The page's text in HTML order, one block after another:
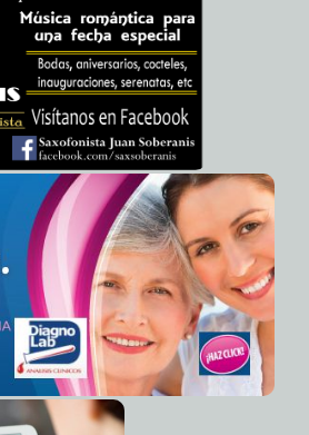
familia de un museo por apestar
al 'Chapo' en la Comarca Lagunera
Carstens a endeudamiento de
asiática de los Premios Nobel
exposición sobre Hitler y el nazismo
su plan de reforma migratoria
de 'Rápido y Furioso' A7
a palomas del Papa
Mari Tere Menéndez
13º lugar en aprovechamiento educativo
genera demencia
Mari Tere Menéndez
perder por desconfianza de sus
Loret de Mola
en el caso de las luminarias